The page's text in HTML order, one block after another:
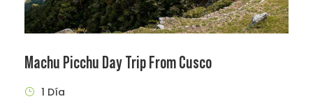
Machu Picchu Day Trip From Cusco
1 Día